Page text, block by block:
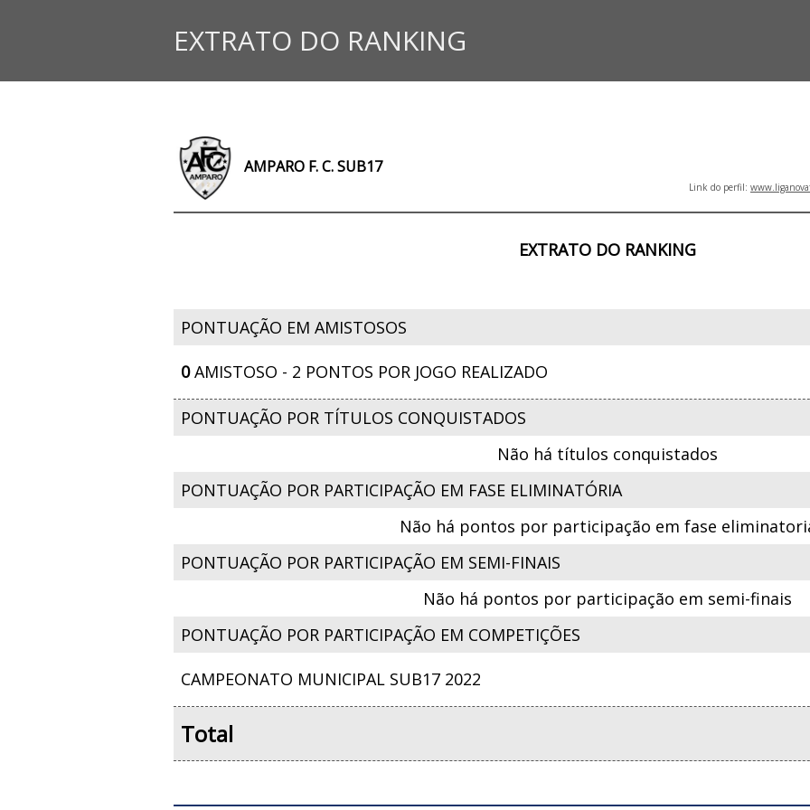
EXTRATO DO RANKING
AMPARO F. C. SUB17
Link do perfil:
EXTRATO DO RANKING
PONTUAÇÃO EM AMISTOSOS
0AMISTOSO - 2 PONTOS POR JOGO REALIZADO
PONTUAÇÃO POR TÍTULOS CONQUISTADOS
Não há títulos conquistados
PONTUAÇÃO POR PARTICIPAÇÃO EM FASE ELIMINATÓRIA
Não há pontos por participação em fase
PONTUAÇÃO POR PARTICIPAÇÃO EM SEMI-FINAIS
Não há pontos por participação em semi-finais
PONTUAÇÃO POR PARTICIPAÇÃO EM COMPETIÇÕES
CAMPEONATO MUNICIPAL SUB17 2022
Total